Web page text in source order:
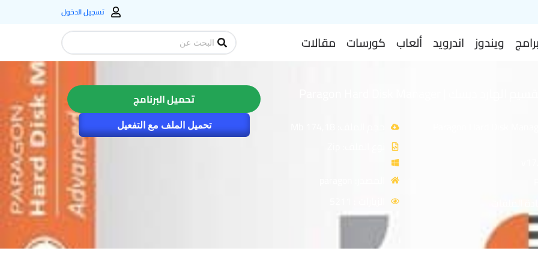
تسجيل الدخول
برامج ويندوز اندرويد ألعاب كورسات مقالات
Search
...
تحميل البرنامج
تحميل الملف مع التفعيل